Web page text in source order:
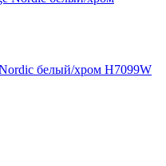
белый/хром H7099W